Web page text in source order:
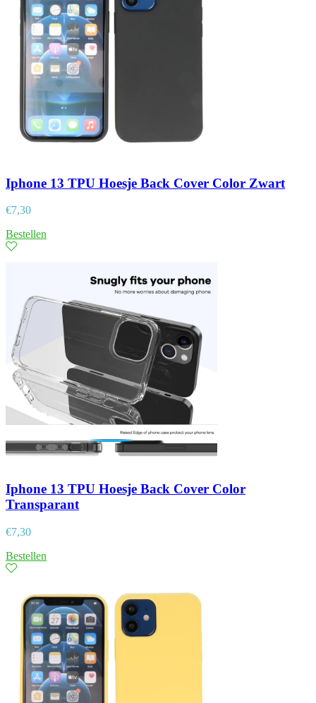
Iphone 13 TPU Hoesje Back Cover Color Zwart
€7,30
Bestellen
Iphone 13 TPU Hoesje Back Cover Color
Transparant
€7,30
Bestellen